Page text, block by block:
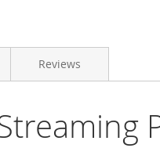
Reviews